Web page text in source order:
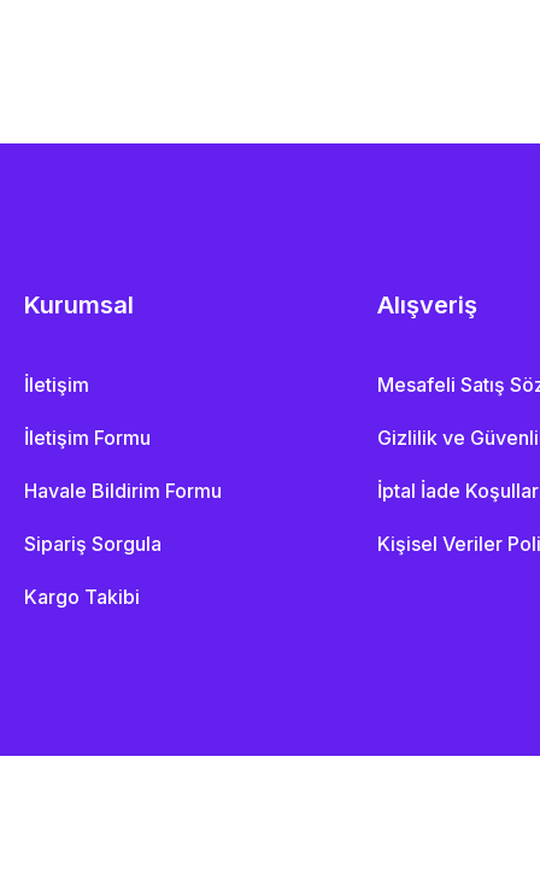
Kurumsal
İletişim
İletişim Formu
Havale Bildirim Formu
Sipariş Sorgula
Kargo Takibi
Alışveriş
Mesafeli Satış
Gizlilik ve
İptal İade
Kişisel Veriler